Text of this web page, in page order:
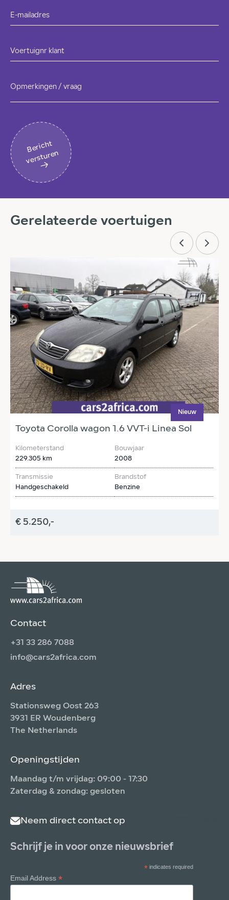
E-mailadres
Voertuignr klant
Opmerkingen / vraag
B
eri
c
ht
v
erst
ur
en
Gerelateerde voertuigen
Nieuw
Toyota Corolla wagon 1.6 VVT-i Linea Sol
Kilometerstand
229.305 km
Bouwjaar
2008
Transmissie
Handgeschakeld
Brandstof
Benzine
€ 5.250,-
Contact
+31 33 286 7088
info@cars2africa.com
Adres
Stationsweg Oost 263
3931 ER Woudenberg
The Netherlands
Openingstijden
Maandag t/m vrijdag: 09:00 - 17:30
Zaterdag & zondag: gesloten
Neem direct contact op
Schrijf je in voor onze nieuwsbrief
*indicates required
Email Address*